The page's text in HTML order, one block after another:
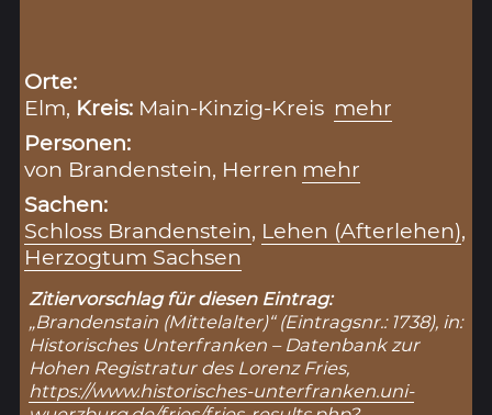
Orte:
Elm, Kreis: Main-Kinzig-Kreis mehr
Personen:
von Brandenstein, Herren mehr
Sachen:
Schloss Brandenstein, Lehen (Afterlehen),
Herzogtum Sachsen
Zitiervorschlag für diesen Eintrag:
„Brandenstain (Mittelalter)“ (Eintragsnr.: 1738), in:
Historisches Unterfranken – Datenbank zur
Hohen Registratur des Lorenz Fries,
https://www.historisches-unterfranken.uni-